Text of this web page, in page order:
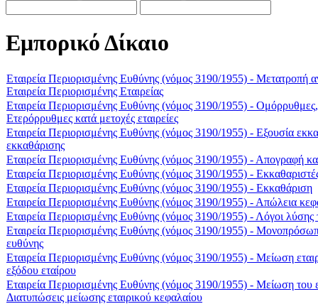
Εμπορικό Δίκαιο
Εταιρεία Περιορισμένης Ευθύνης (νόμος 3190/1955) - Μετατροπή
Εταιρεία Περιορισμένης Εταιρείας
Εταιρεία Περιορισμένης Ευθύνης (νόμος 3190/1955) -
Ετερόρρυθμες κατά μετοχές εταιρείες
Εταιρεία Περιορισμένης Ευθύνης (νόμος 3190/1955) - Εξουσία
εκκαθάρισης
Εταιρεία Περιορισμένης Ευθύνης (νόμος 3190/1955) - Απογραφή
Εταιρεία Περιορισμένης Ευθύνης (νόμος 3190/1955) -
Εταιρεία Περιορισμένης Ευθύνης (νόμος 3190/1955) - Εκκαθάριση
Εταιρεία Περιορισμένης Ευθύνης (νόμος 3190/1955) - Απώλεια
Εταιρεία Περιορισμένης Ευθύνης (νόμος 3190/1955) - Λόγοι λύσης
Εταιρεία Περιορισμένης Ευθύνης (νόμος 3190/1955) -
ευθύνης
Εταιρεία Περιορισμένης Ευθύνης (νόμος 3190/1955) - Μείωση
εξόδου εταίρου
Εταιρεία Περιορισμένης Ευθύνης (νόμος 3190/1955) - Μείωση του
Διατυπώσεις μείωσης εταιρικού κεφαλαίου